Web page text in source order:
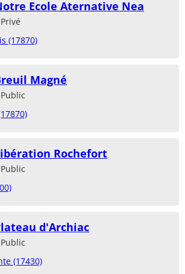
Ecole Aternative Nea
(17870)
Magné
Rochefort
d'Archiac
(17430)